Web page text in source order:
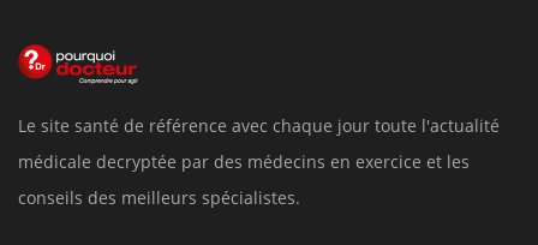
Le site santé de référence avec chaque jour toute l'actualité
médicale decryptée par des médecins en exercice et les
conseils des meilleurs spécialistes.